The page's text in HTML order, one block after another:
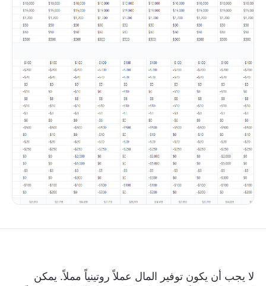
لا يجب أن يكون توفير المال عملاً روتينياً مملاً. يمكن